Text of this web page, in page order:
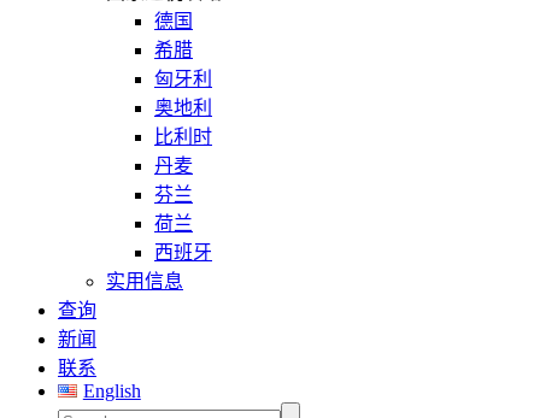
德国
希腊
匈牙利
奥地利
比利时
丹麦
芬兰
荷兰
西班牙
实用信息
查询
新闻
联系
English